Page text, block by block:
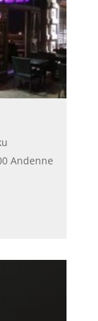
Andenne